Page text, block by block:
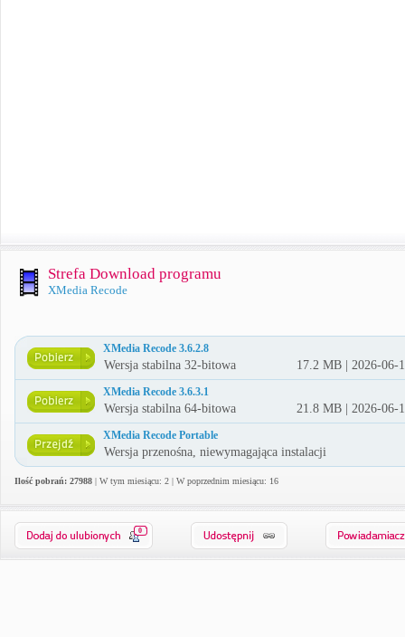
Strefa Download programu
XMedia Recode
XMedia Recode 3.6.2.8
Wersja stabilna 32-bitowa 17.2 MB | 2026-06-
XMedia Recode 3.6.3.1
Wersja stabilna 64-bitowa 21.8 MB | 2026-06-
XMedia Recode Portable
Wersja przenośna, niewymagająca instalacji
Ilość pobrań: 27988 | W tym miesiącu: 2 | W poprzednim miesiącu: 16
0